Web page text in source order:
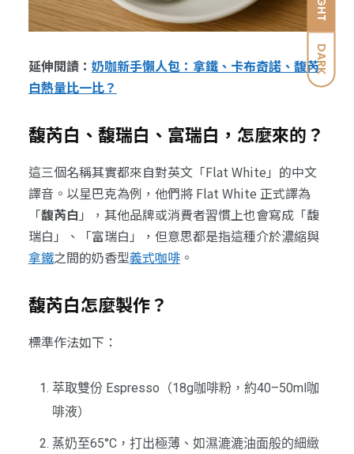
DARK
延伸閱讀： 奶咖新手懶人包：拿鐵、卡布奇諾、馥芮
白熱量比一比？
馥芮白、馥瑞白、富瑞白，怎麼來的？
這三個名稱其實都來自對英文「Flat White」的中文
譯音。以星巴克為例，他們將 Flat White 正式譯為
「馥芮白 」，其他品牌或消費者習慣上也會寫成「馥
瑞白」、「富瑞白」，但意思都是指這種介於濃縮與
拿鐵之間的奶香型義式咖啡。
馥芮白怎麼製作？
標準作法如下：
萃取雙份 Espresso（18g咖啡粉，約40–50ml咖
啡液）
蒸奶至65°C，打出極薄、如濕漉漉油面般的細緻